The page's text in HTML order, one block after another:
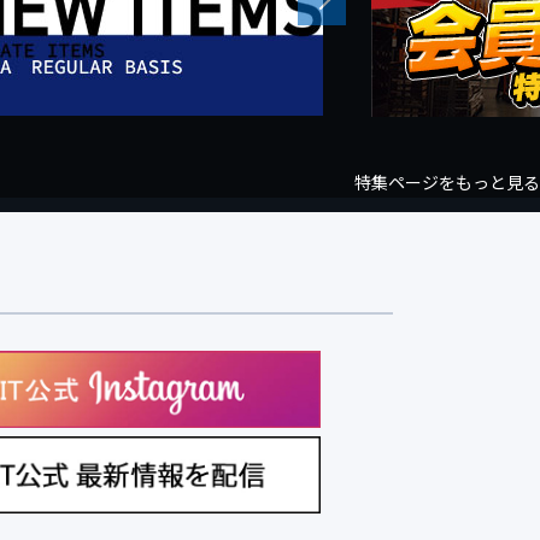
特集ページをもっと見る